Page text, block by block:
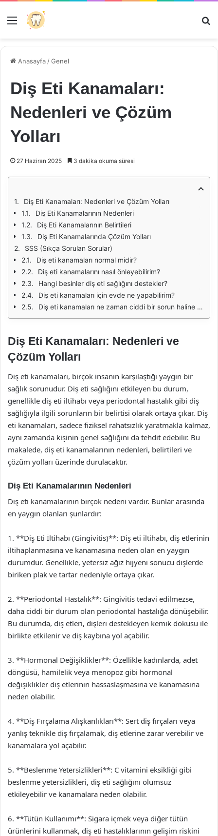
Menü
Anasayfa /Genel
Diş Eti Kanamaları:
Nedenleri ve Çözüm
Yolları
27 Haziran 2025 3 dakika okuma süresi
Diş Eti Kanamaları: Nedenleri ve Çözüm Yolları
Diş Eti Kanamalarının Nedenleri
Diş Eti Kanamalarının Belirtileri
Diş Eti Kanamalarında Çözüm Yolları
SSS (Sıkça Sorulan Sorular)
Diş eti kanamaları normal midir?
Diş eti kanamalarını nasıl önleyebilirim?
Hangi besinler diş eti sağlığını destekler?
Diş eti kanamaları için evde ne yapabilirim?
Diş eti kanamaları ne zaman ciddi bir sorun haline gelir?
Diş Eti Kanamaları: Nedenleri ve
Çözüm Yolları
Diş eti kanamaları, birçok insanın karşılaştığı yaygın bir
sağlık sorunudur. Diş eti sağlığını etkileyen bu durum,
genellikle diş eti iltihabı veya periodontal hastalık gibi diş
sağlığıyla ilgili sorunların bir belirtisi olarak ortaya çıkar. Diş
eti kanamaları, sadece fiziksel rahatsızlık yaratmakla kalmaz,
aynı zamanda kişinin genel sağlığını da tehdit edebilir. Bu
makalede, diş eti kanamalarının nedenleri, belirtileri ve
çözüm yolları üzerinde durulacaktır.
Diş Eti Kanamalarının Nedenleri
Diş eti kanamalarının birçok nedeni vardır. Bunlar arasında
en yaygın olanları şunlardır:
1. **Diş Eti İltihabı (Gingivitis)**: Diş eti iltihabı, diş etlerinin
iltihaplanmasına ve kanamasına neden olan en yaygın
durumdur. Genellikle, yetersiz ağız hijyeni sonucu dişlerde
biriken plak ve tartar nedeniyle ortaya çıkar.
2. **Periodontal Hastalık**: Gingivitis tedavi edilmezse,
daha ciddi bir durum olan periodontal hastalığa dönüşebilir.
Bu durumda, diş etleri, dişleri destekleyen kemik dokusu ile
birlikte etkilenir ve diş kaybına yol açabilir.
3. **Hormonal Değişiklikler**: Özellikle kadınlarda, adet
döngüsü, hamilelik veya menopoz gibi hormonal
değişiklikler diş etlerinin hassaslaşmasına ve kanamasına
neden olabilir.
4. **Diş Fırçalama Alışkanlıkları**: Sert diş fırçaları veya
yanlış teknikle diş fırçalamak, diş etlerine zarar verebilir ve
kanamalara yol açabilir.
5. **Beslenme Yetersizlikleri**: C vitamini eksikliği gibi
beslenme yetersizlikleri, diş eti sağlığını olumsuz
etkileyebilir ve kanamalara neden olabilir.
6. **Tütün Kullanımı**: Sigara içmek veya diğer tütün
ürünlerini kullanmak, diş eti hastalıklarının gelişim riskini